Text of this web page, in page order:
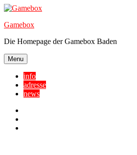
Skip
content
Gamebox
Die Homepage der Gamebox Baden
Menu
info
adresse
news